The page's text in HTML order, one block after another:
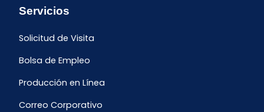
Servicios
Solicitud de Visita
Bolsa de Empleo
Producción en Línea
Correo Corporativo